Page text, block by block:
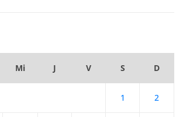
Mi J V S D
1 2